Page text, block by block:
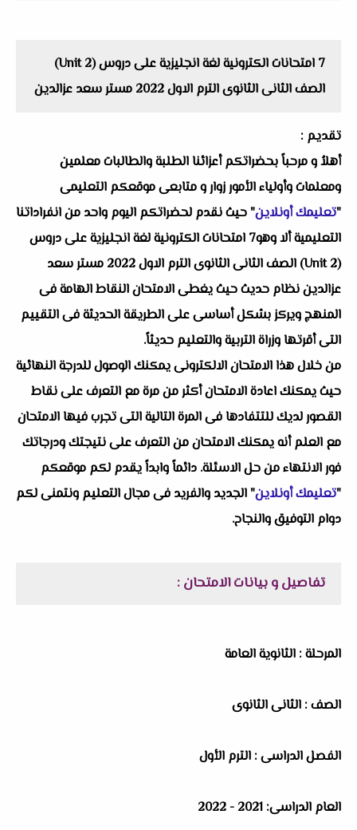
7 امتحانات الكترونية لغة انجليزية على دروس (Unit 2)
الصف الثانى الثانوى الترم الاول 2022 مستر سعد عزالدين
تقديم :
أهلاُ و مرحباً بحضراتكم أعزائنا الطلبة والطالبات معلمين
ومعلمات وأولياء الأمور زوار و متابعى موقعكم التعليمى
"تعليمك أونلاين" حيث نقدم لحضراتكم اليوم واحد من انفراداتنا
التعليمية ألا وهو7 امتحانات الكترونية لغة انجليزية على دروس
(Unit 2) الصف الثانى الثانوى الترم الاول 2022 مستر سعد
عزالدين نظام حديث حيث يغطى الامتحان النقاط الهامة فى
المنهج ويركز بشكل أساسى على الطريقة الحديثة فى التقييم
التى أقرتها وزراة التربية والتعليم حديثاً.
من خلال هذا الامتحان الالكترونى يمكنك الوصول للدرجة النهائية
حيث يمكنك اعادة الامتحان أكثر من مرة مع التعرف على نقاط
القصور لديك للتتفادها فى المرة التالية التى تجرب فيها الامتحان
مع العلم أنه يمكنك الامتحان من التعرف على نتيجتك ودرجاتك
فور الانتهاء من حل الاسئلة. دائماً وابداً يقدم لكم موقعكم
"تعليمك أونلاين" الجديد والفريد فى مجال التعليم ونتمنى لكم
دوام التوفيق والنجاح.
تفاصيل و بيانات الامتحان :
المرحلة : الثانوية العامة
الصف : الثانى الثانوى
الفصل الدراسى : الترم الأول
العام الدراسى: 2021 - 2022